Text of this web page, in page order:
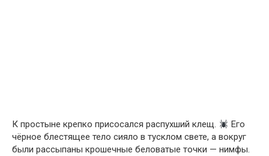
К простыне крепко присосался распухший клещ.
Его
чёрное блестящее тело сияло в тусклом свете, а вокруг
были рассыпаны крошечные беловатые точки — нимфы.